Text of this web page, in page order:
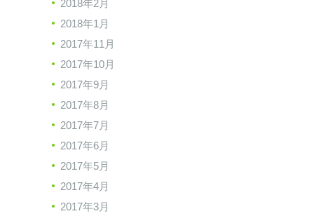
2018年2月
2018年1月
2017年11月
2017年10月
2017年9月
2017年8月
2017年7月
2017年6月
2017年5月
2017年4月
2017年3月